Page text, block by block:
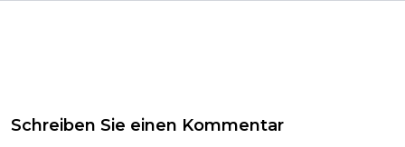
Schreiben Sie einen Kommentar